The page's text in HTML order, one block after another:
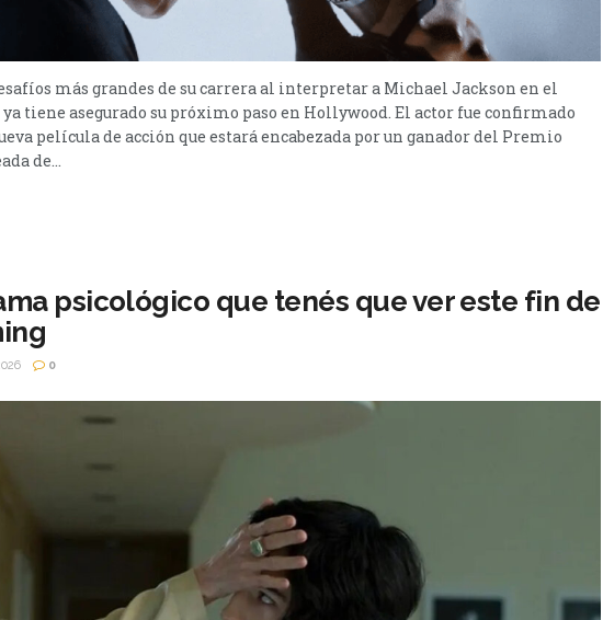
más grandes de su carrera al interpretar a Michael Jackson en el
tiene asegurado su próximo paso en Hollywood. El actor fue confirmado
película de acción que estará encabezada por un ganador del Premio
de...
psicológico que tenés que ver este fin de
0